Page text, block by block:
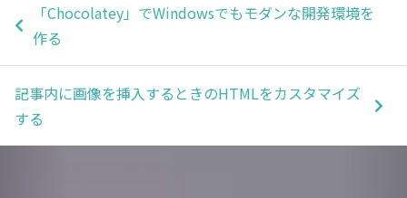
「Chocolatey」でWindowsでもモダンな開発環境を
作る
記事内に画像を挿入するときのHTMLをカスタマイズ
する